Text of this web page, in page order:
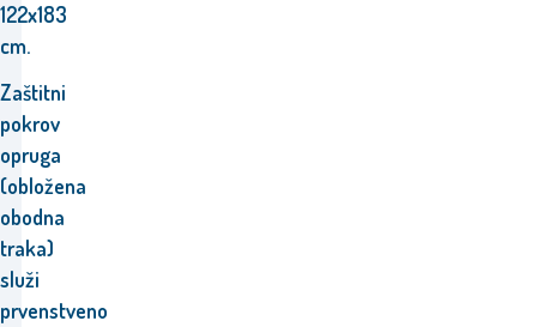
122x183
cm.
Zaštitni
pokrov
opruga
(obložena
obodna
traka)
služi
prvenstveno